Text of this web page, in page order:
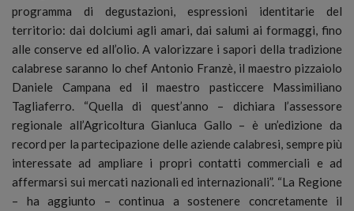
programma di degustazioni, espressioni identitarie del
territorio: dai dolciumi agli amari, dai salumi ai formaggi, fino
alle conserve ed all’olio. A valorizzare i sapori della tradizione
calabrese saranno lo chef Antonio Franzè, il maestro pizzaiolo
Daniele Campana ed il maestro pasticcere Massimiliano
Tagliaferro. “Quella di quest’anno – dichiara l’assessore
regionale all’Agricoltura Gianluca Gallo – è un’edizione da
record per la partecipazione delle aziende calabresi, sempre più
interessate ad ampliare i propri contatti commerciali e ad
affermarsi sui mercati nazionali ed internazionali”. “La Regione
– ha aggiunto – continua a sostenere concretamente il